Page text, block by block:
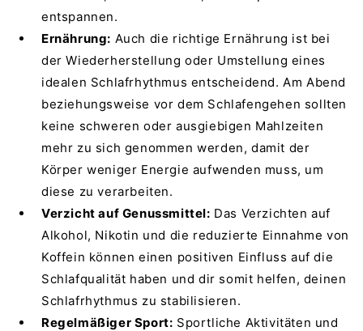
entspannen.
Ernährung: Auch die richtige Ernährung ist bei
der Wiederherstellung oder Umstellung eines
idealen Schlafrhythmus entscheidend. Am Abend
beziehungsweise vor dem Schlafengehen sollten
keine schweren oder ausgiebigen Mahlzeiten
mehr zu sich genommen werden, damit der
Körper weniger Energie aufwenden muss, um
diese zu verarbeiten.
Verzicht auf Genussmittel: Das Verzichten auf
Alkohol, Nikotin und die reduzierte Einnahme von
Koffein können einen positiven Einfluss auf die
Schlafqualität haben und dir somit helfen, deinen
Schlafrhythmus zu stabilisieren.
Regelmäßiger Sport: Sportliche Aktivitäten und